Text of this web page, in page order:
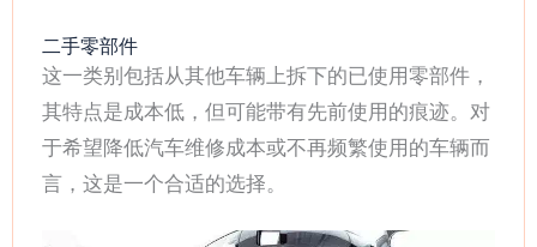
二手零部件
这一类别包括从其他车辆上拆下的已使用零部件，
其特点是成本低，但可能带有先前使用的痕迹。对
于希望降低汽车维修成本或不再频繁使用的车辆而
言，这是一个合适的选择。